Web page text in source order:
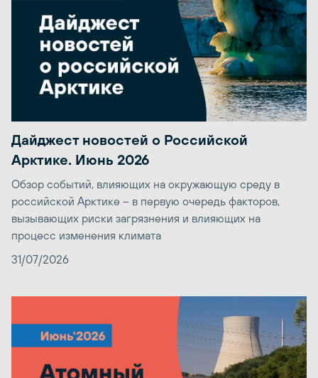
Дайджест новостей о Российской
Арктике. Июнь 2026
Обзор событий, влияющих на окружающую среду в
российской Арктике – в первую очередь факторов,
вызывающих риски загрязнения и влияющих на
процесс изменения климата
31/07/2026